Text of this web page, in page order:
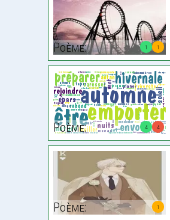
1 1
Poème:
4 4
Poème:
1
Poème: